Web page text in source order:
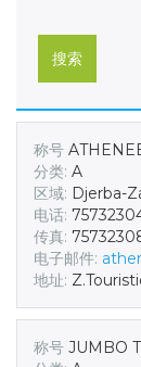
搜索
称号
分类: A
区域: Djerba-
电话:
传真:
电子邮件:
地址:
称号 JUMBO